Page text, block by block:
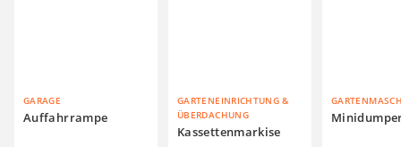
GARAGE
Auffahrrampe
GARTENEINRICHTUNG &
ÜBERDACHUNG
Kassettenmarkise